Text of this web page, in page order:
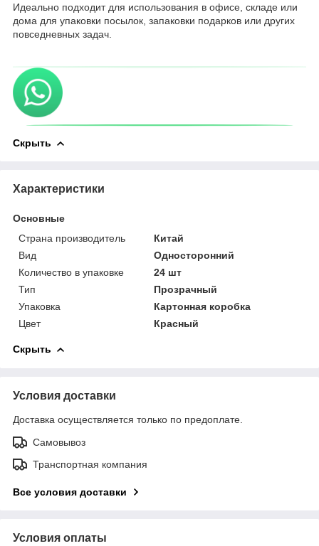
Идеально подходит для использования в офисе, складе или
дома для упаковки посылок, запаковки подарков или других
повседневных задач.
Скрыть
Характеристики
Основные
Страна производитель
Китай
Вид
Односторонний
Количество в упаковке
24 шт
Тип
Прозрачный
Упаковка
Картонная коробка
Цвет
Красный
Скрыть
Условия доставки
Доставка осуществляется только по предоплате.
Самовывоз
Транспортная компания
Все условия доставки
Условия оплаты